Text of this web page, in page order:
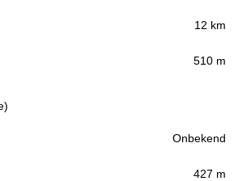
12 km
510 m
Onbekend
427 m